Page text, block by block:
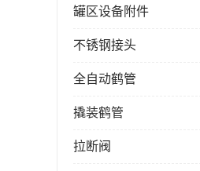
罐区设备附件
不锈钢接头
全自动鹤管
撬装鹤管
拉断阀